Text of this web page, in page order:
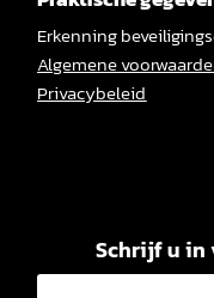
Erkenning
Algemene
Privacybeleid
Schrijf u in